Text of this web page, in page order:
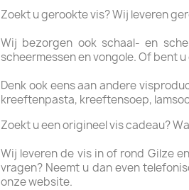
Zoekt u gerookte vis? Wij leveren
Wij bezorgen ook schaal- en
scheermessen en vongole. Of bent
Denk ook eens aan andere
kreeftenpasta, kreeftensoep,
Zoekt u een origineel vis cadeau?
Wij leveren de vis in of rond Gilze
vragen? Neemt u dan even
onze website.